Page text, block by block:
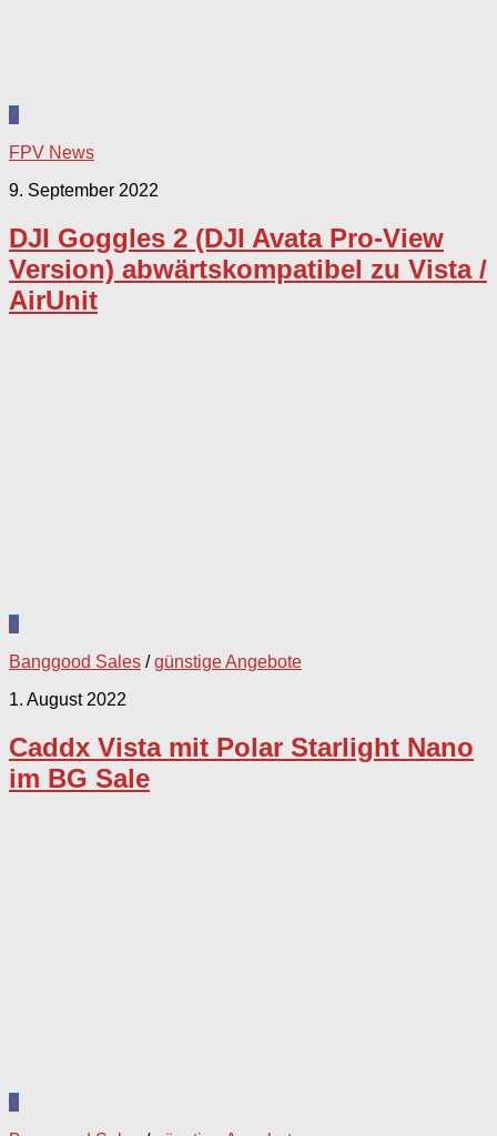
0
FPV News
9. September 2022
DJI Goggles 2 (DJI Avata Pro-View
Version) abwärtskompatibel zu Vista /
AirUnit
0
Banggood Sales /günstige Angebote
1. August 2022
Caddx Vista mit Polar Starlight Nano
im BG Sale
0